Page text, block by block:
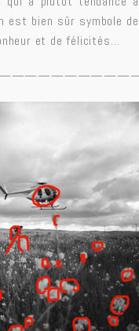
est bien sûr symbole de
et de félicités…